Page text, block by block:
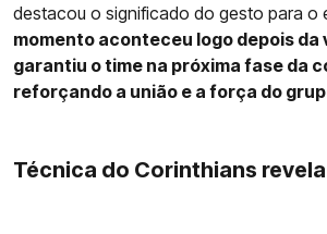
destacou o significado do gesto para o
momento aconteceu logo depois da
garantiu o time na próxima fase da
reforçando a união e a força do
Técnica do Corinthians